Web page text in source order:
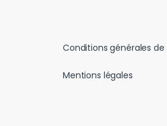
Conditions générales
Mentions légales